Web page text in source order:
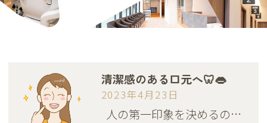
清潔感のある口元へ🦷👄
2023年4月23日
人の第一印象を決めるの…